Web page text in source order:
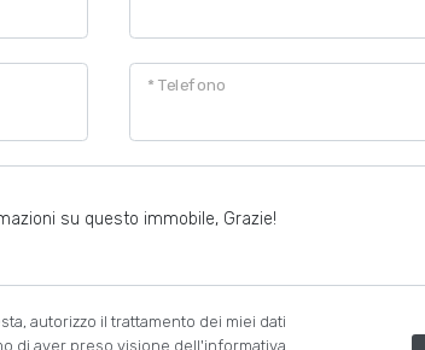
* Telefono
autorizzo il trattamento dei miei dati
di aver preso visione dell'informativa